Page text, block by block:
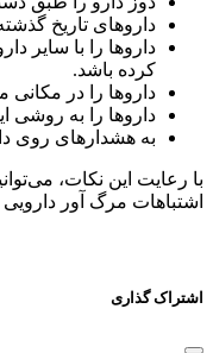
داروهای تاریخ
داروها را با سایر
کرده باشد.
داروها را در مکانی
داروها را به روشی
به هشدارهای روی
با رعایت این نکات،
اشتباهات مرگ آور
اشتراک گذاری